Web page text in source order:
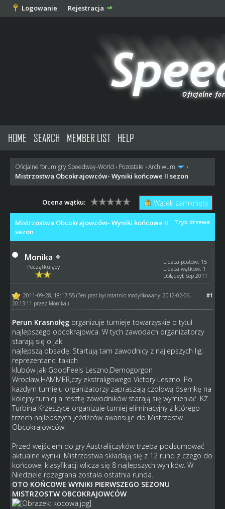
Logowanie Rejestracja
HOME SEARCH MEMBER LIST HELP
Oficjalne forum gry Speedway-World › Pozostałe ›Archiwum ›
Mistrzostwa Obcokrajowców- Wyniki końcowe II sezon
Wątek zamknięty
Ocena wątku:
Tryb drzewa
Mistrzostwa Obcokrajowców- Wyniki końcowe II
sezon
Monika
Początkujący
Liczba postów: 15
Liczba wątków: 1
Dołączył: Sep 2011
#1
2011-09-28, 18:17:55 (Ten post był ostatnio modyfikowany: 2012-02-06,
20:13:11 przez Monika.)
Perun Krasnołęgorganizuje turnieje towarzyskie o tytuł
najlepszego obcokrajowca. W tych zawodach organizatorzy
starają się o jak
najlepszą obsadę. Startują tam zawodnicy z najlepszych lig;
reprezentanci takich
klubów jak GoodFeels Leszno,Demogorgon
Wrocław,HAMMER,czy ekstraligowego Victory Leszno. Po
każdym turnieju organizatorzy zapraszają czołową ósemkę na
kolejny turniej a resztę zawodników starają się wymieniać. KŻ
Turbina Krzeszyce organizuje turniej eliminacyjny z którego
trzech najlepszych jeźdźców awansuje do Mistrzostw
Obcokrajowców.
Przed wejściem do gry Australijczyków trzeba podsumować
aktualne wyniki. Mistrzostwa składają się z 12 rund z czego do
końcowej klasyfikacji wlicza się 8 najlepszych wyników. W
Niedziele rozegrana została ostatnia runda.
OTO KOŃCOWE WYNIKI PIERWSZEGO SEZONU
MISTRZOSTW OBCOKRAJOWCÓW